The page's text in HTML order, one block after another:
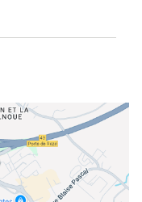
- 12:30
14:00 - 19:00
- 12:3014:00 - 19:00
- 12:3014:00 - 19:00
- 12:3014:00 - 19:00
- 12:00
14:00 - 19:00
fermé